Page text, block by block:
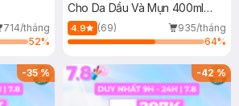
714/tháng
52%
Cho Da Dầu Và Mụn 400ml
(Mới)
4.9 (69)
935/tháng
64%
-35% -42%